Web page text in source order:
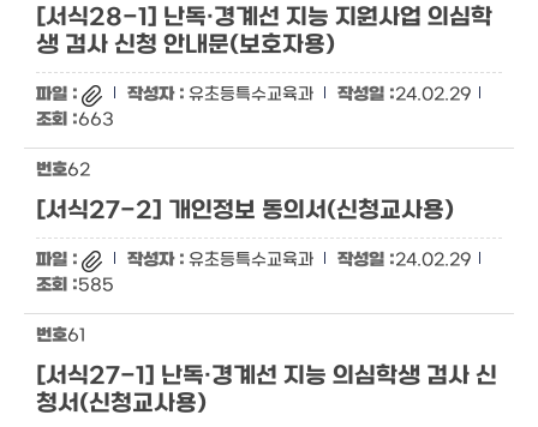
[서식28-1] 난독·경계선 지능 지원사업 의심학
생 검사 신청 안내문(보호자용)
유초등특수교육과
24.02.29
663
62
[서식27-2] 개인정보 동의서(신청교사용)
유초등특수교육과
24.02.29
585
61
[서식27-1] 난독·경계선 지능 의심학생 검사 신
청서(신청교사용)